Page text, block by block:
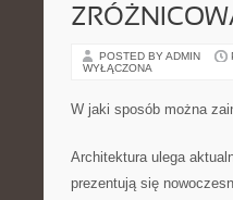
POSTED BY ADMIN
WYŁĄCZONA
W jaki sposób można
Architektura ulega
prezentują się